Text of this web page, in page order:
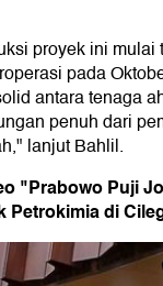
proyek ini mulai
pada
antara tenaga
penuh dari
lanjut Bahlil.
"Prabowo Puji
Petrokimia di